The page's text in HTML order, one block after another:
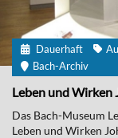
Dauerhaft
Bach-Archiv
Leben und Wirken
Das Bach-Museum
Leben und Wirken